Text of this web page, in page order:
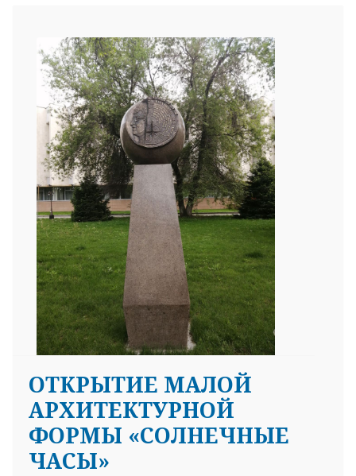
ОТКРЫТИЕ МАЛОЙ
АРХИТЕКТУРНОЙ
ФОРМЫ «СОЛНЕЧНЫЕ
ЧАСЫ»